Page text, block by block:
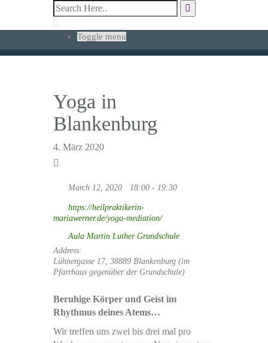
Toggle menu
Yoga in
Blankenburg
4. März 2020
March 12, 2020 18:00 - 19:30
https://heilpraktikerin-
mariawerner.de/yoga-mediation/
Aula Martin Luther Grundschule
Address:
Lühnergasse 17, 38889 Blankenburg (im
Pfarrhaus gegenüber der Grundschule)
Beruhige Körper und Geist im
Rhythmus deines Atems…
Wir treffen uns zwei bis drei mal pro